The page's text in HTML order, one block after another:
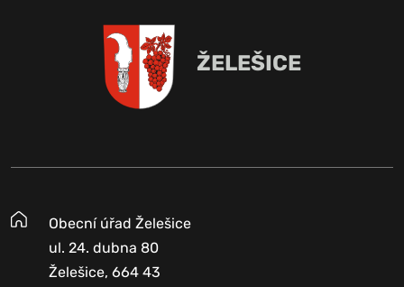
ŽELEŠICE
Obecní úřad Želešice
ul. 24. dubna 80
Želešice, 664 43